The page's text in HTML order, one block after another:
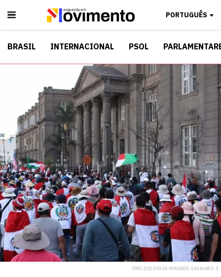
PORTUGUÊS
BRASIL INTERNACIONAL PSOL
IMG-20230204-WA0005-1024x683-1